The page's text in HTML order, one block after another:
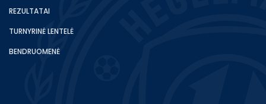
REZULTATAI
TURNYRINĖ LENTELĖ
BENDRUOMENĖ